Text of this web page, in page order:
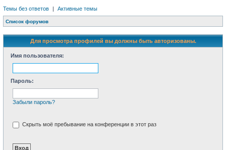
Темы без ответов | Активные темы
Список форумов
Для просмотра профилей вы должны быть авторизованы.
Имя пользователя:
Пароль:
Забыли пароль?
Скрыть моё пребывание на конференции в этот раз